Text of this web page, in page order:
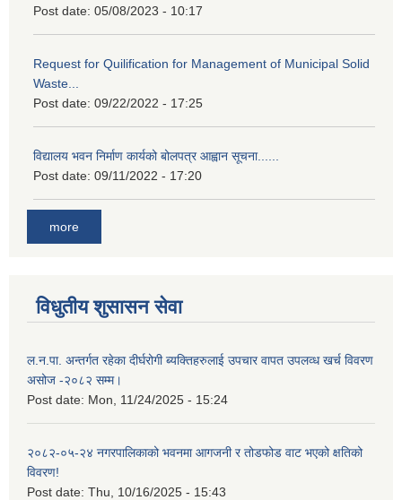
Post date: 05/08/2023 - 10:17
Request for Quilification for Management of Municipal Solid
Waste...
Post date: 09/22/2022 - 17:25
विद्यालय भवन निर्माण कार्यको बोलपत्र आह्वान सूचना......
Post date: 09/11/2022 - 17:20
more
विधुतीय शुसासन सेवा
ल.न.पा. अन्तर्गत रहेका दीर्घरोगी ब्यक्तिहरुलाई उपचार वापत उपलव्ध खर्च विवरण
असोज -२०८२ सम्म।
Post date: Mon, 11/24/2025 - 15:24
२०८२-०५-२४ नगरपालिकाको भवनमा आगजनी र तोडफोड वाट भएको क्षतिको
विवरण!
Post date: Thu, 10/16/2025 - 15:43